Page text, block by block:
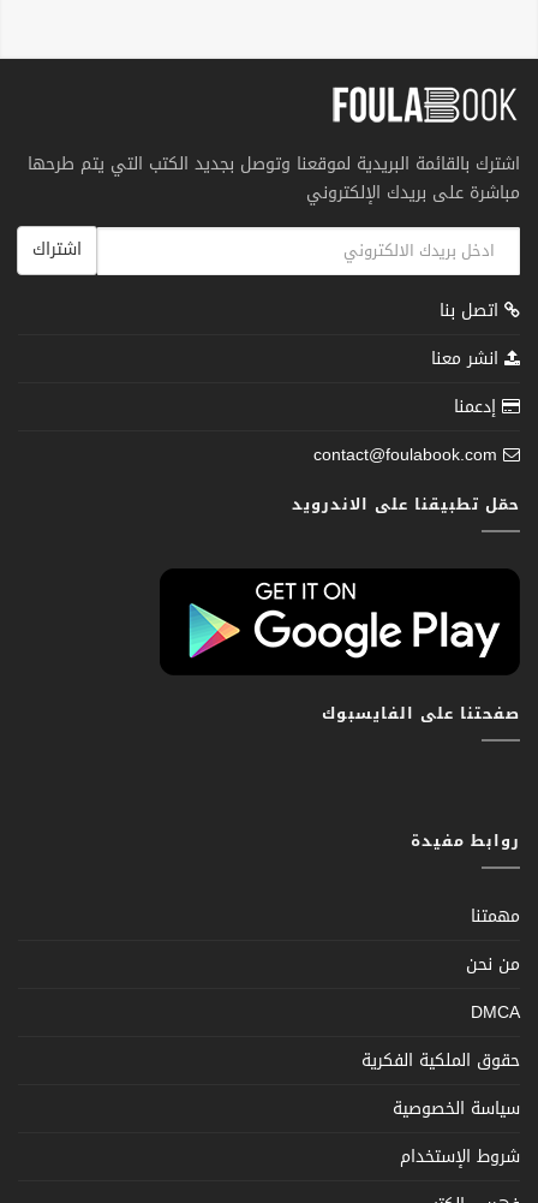
اشترك بالقائمة البريدية لموقعنا وتوصل بجديد الكتب التي يتم طرحها
مباشرة على بريدك الإلكتروني
اشتراك
اتصل بنا
انشر معنا
إدعمنا
contact@foulabook.com
حمّل تطبيقنا على الاندرويد
صفحتنا على الفايسبوك
روابط مفيدة
مهمتنا
من نحن
DMCA
حقوق الملكية الفكرية
سياسة الخصوصية
شروط الإستخدام